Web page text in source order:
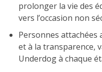
prolonger la vie des
vers l’occasion non
Personnes attachées
et à la transparence,
Underdog à chaque